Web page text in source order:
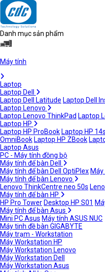
Danh mục sản phẩm
Máy tính
Laptop
Laptop Dell
Laptop Dell Latitude Laptop Dell
Laptop Lenovo
Laptop Lenovo ThinkPad Laptop
Laptop HP
Laptop HP ProBook Laptop HP
OmniBook Laptop HP ZBook
Laptop Asus
PC - Máy tính đồng bộ
Máy tính để bàn Dell
Máy tính để bàn Dell OptiPlex
Máy tính để bàn Lenovo
Lenovo ThinkCentre neo 50s
Máy tính để bàn HP
HP Pro Tower Desktop HP S01
Máy tính để bàn Asus
Mini PC Asus Máy tính ASUS NUC
Máy tinh đề bàn GIGABYTE
Máy trạm - Workstation
Máy Workstation HP
Máy Workstation Lenovo
Máy Workstation Dell
Máy Workstation Asus